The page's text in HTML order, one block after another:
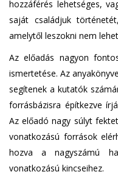
hozzáférés lehetséges,
saját családjuk
amelytől leszokni nem
Az előadás nagyon
ismertetése. Az
segítenek a kutatók
forrásbázisra építkezve
Az előadó nagy súlyt
vonatkozású források
hozva a nagyszámú
vonatkozású kincseihez.